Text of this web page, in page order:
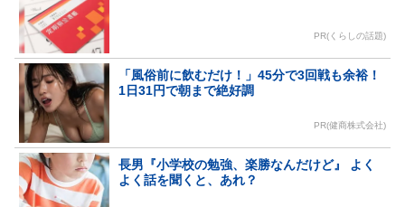
PR(くらしの話題)
「風俗前に飲むだけ！」45分で3回戦も余裕！
1日31円で朝まで絶好調
PR(健商株式会社)
長男『小学校の勉強、楽勝なんだけど』 よく
よく話を聞くと、あれ？